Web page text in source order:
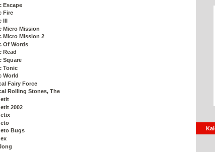
Escape
Fire
III
Micro Mission
Micro Mission 2
Of Words
Read
Square
Tonic
World
Fairy Force
Rolling Stones, The
2002
Bugs